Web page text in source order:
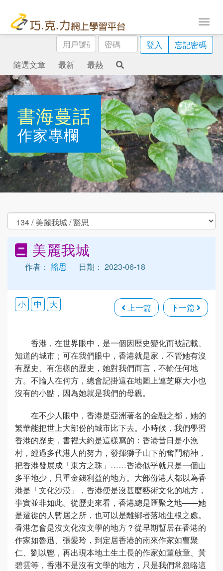
用
戶
號
碼
密
碼
登入
忘記密碼
隨選文章
最新 最熱
書海蔓話
作家專欄
美麗我城
作者： 豁思 日期： 2023-06-18
上一篇 下一篇
小 中 大
香港，在世界眼中，是一個因歷史變化而被記載、
知道的城市；可在我們眼中，香港就是家，不管她有沒
有歷史、有怎樣的歷史，她對我們而言，不輸任何地
方。不論人在何方，總會記掛這在地圖上連芝麻大小也
沒有的小點，因為她就是我們的母親。
在不少人眼中，香港是亞洲著名的金融之都，她的
繁華能把世上大部份的城市比下去。小時候，我們學習
香港的歷史，書裡大約是這樣寫的：香港昔日是小漁
村，經過多代港人的努力，發揮獅子山下的奮鬥精神，
把香港發展成「東方之珠」……香港似乎就只是一個山
多平地少，只重金錢利益的地方。大部份港人都以為香
港是「文化沙漠」，香港便是沒甚麼藝術文化的地方，
事實並非如此。從歷史來看，香港總是匯聚之地——她
是遷徙的人暫居之所，也可以是離鄉者落地生根之處。
香港怎會是沒文化沒文學的地方？從早期暫居在香港的
作家如魯迅、張愛玲，到定居香港的南來作家如曹聚
仁、劉以鬯，再出現本地土生土長的作家如董啟章、黃
碧雲等，香港不是沒有文學的地方，只是我們常忽略這